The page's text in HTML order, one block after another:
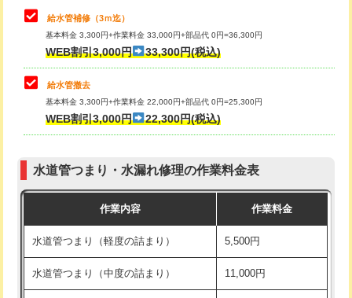
マス交換（土の掘削・埋め戻し作業）
マス交換（深さ50㎝未満）
マス交換（深さ50㎝以上）
コンクリート斫り（厚さ10㎝まで）
モルタル補修（厚さ10㎝超え） 38,500円
洗面台設置 38,500円
化粧台設置 22,000円
理・調整・分解・加工など（中作業）
止水・漏水調査・防水処理・清掃・修
理・調整・分解・加工など（重作業）
33,000円
その他部品の脱着
交換・取付（タンク）
式）)
式・ワンホール）)
交換・取付(排水栓・排水トラップ
22,000円+材料費
給水管補修（3ｍ迄）
基本料金 3,300円+作業料金 33,000円+部品代 0円=36,300円
WEB割引3,000円 33,300円(税込)
給水管撤去
基本料金 3,300円+作業料金 22,000円+部品代 0円=25,300円
WEB割引3,000円 22,300円(税込)
水道管つまり・水漏れ修理の作業料金表
作業内容 作業料金
水道管つまり（軽度の詰まり） 5,500円
水道管つまり（中度の詰まり） 11,000円